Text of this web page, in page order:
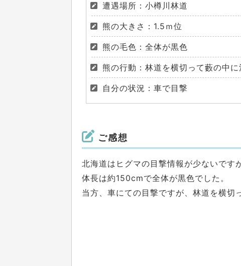
遭遇場所：小樽川林道
熊の大きさ：1.5ｍ位
熊の毛色：全体が黒色
熊の行動：林道を横切って藪の中に
自分の状況：車で目撃
ご感想
北海道はヒグマの目撃情報が少ないです
体長は約150cmで全体が黒色でした。
当方、車にての目撃ですが、林道を横切